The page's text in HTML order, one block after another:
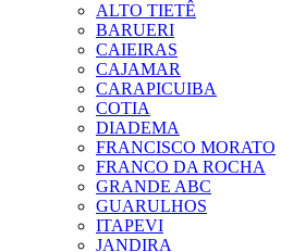
ALTO TIETÊ
BARUERI
CAIEIRAS
CAJAMAR
CARAPICUIBA
COTIA
DIADEMA
FRANCISCO MORATO
FRANCO DA ROCHA
GRANDE ABC
GUARULHOS
ITAPEVI
JANDIRA